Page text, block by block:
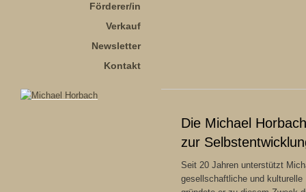
Förderer/in
Verkauf
Newsletter
Kontakt
Die Michael
zur
Seit 20 Jahren unterstützt
gesellschaftliche und